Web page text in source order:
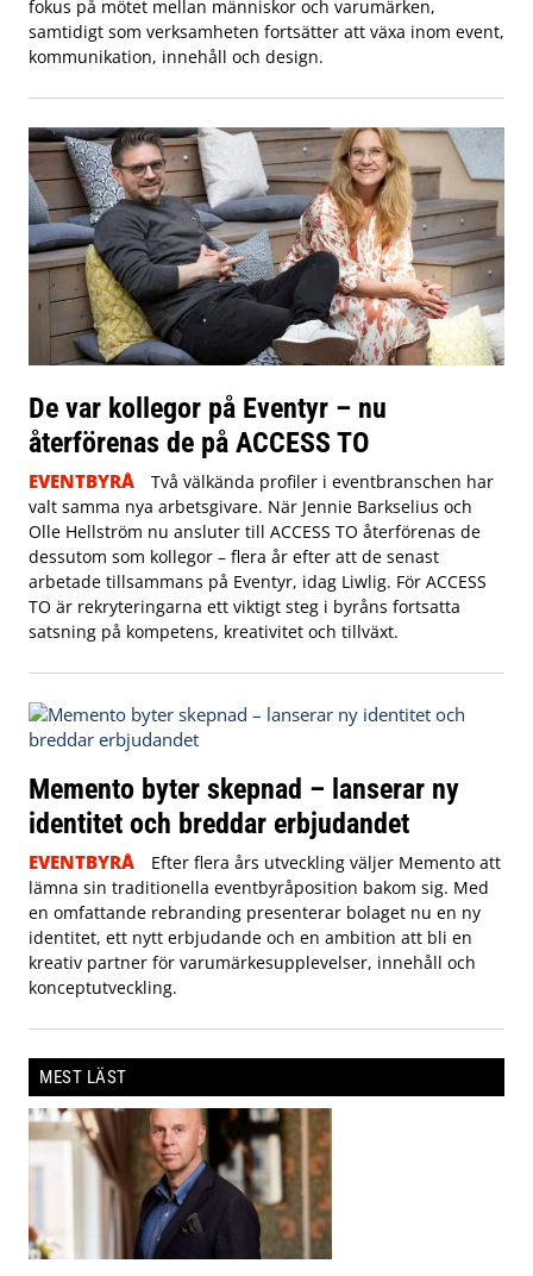
fokus på mötet mellan människor och varumärken,
samtidigt som verksamheten fortsätter att växa inom event,
kommunikation, innehåll och design.
De var kollegor på Eventyr – nu
återförenas de på ACCESS TO
EVENTBYRÅ
Två välkända profiler i eventbranschen har
valt samma nya arbetsgivare. När Jennie Barkselius och
Olle Hellström nu ansluter till ACCESS TO återförenas de
dessutom som kollegor – flera år efter att de senast
arbetade tillsammans på Eventyr, idag Liwlig. För ACCESS
TO är rekryteringarna ett viktigt steg i byråns fortsatta
satsning på kompetens, kreativitet och tillväxt.
Memento byter skepnad – lanserar ny
identitet och breddar erbjudandet
EVENTBYRÅ
Efter flera års utveckling väljer Memento att
lämna sin traditionella eventbyråposition bakom sig. Med
en omfattande rebranding presenterar bolaget nu en ny
identitet, ett nytt erbjudande och en ambition att bli en
kreativ partner för varumärkesupplevelser, innehåll och
konceptutveckling.
MEST LÄST